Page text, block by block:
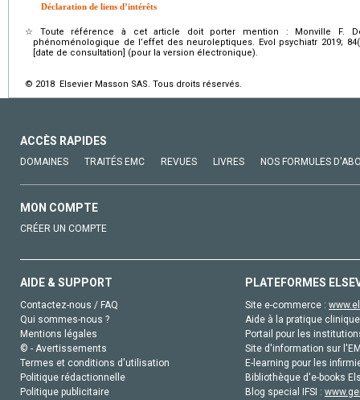
Déclaration de liens d’intérêts
☆
Toute référence à cet article doit porter mention : Monville F.
phénoménologique de l’effet des neuroleptiques. Evol psychiatr 2019;
[date de consultation] (pour la version électronique).
© 2018 Elsevier Masson SAS. Tous droits réservés.
ACCÈS RAPIDES
DOMAINES TRAITÉS EMC REVUES LIVRES NOS FORMULES
MON COMPTE
CRÉER UN COMPTE
AIDE & SUPPORT
Contactez-nous / FAQ
Qui sommes-nous ?
Mentions légales
© - Avertissements
Termes et conditions d'utilisation
Politique rédactionnelle
Politique publicitaire
PLATEFORMES
Site e-commerce :
Aide à la pratique
Portail pour les
Site d'information sur
E-learning pour les
Bibliothèque d'e-books
Blog special IFSI :